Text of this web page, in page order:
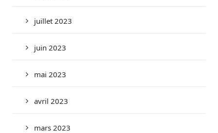
juillet 2023
juin 2023
mai 2023
avril 2023
mars 2023